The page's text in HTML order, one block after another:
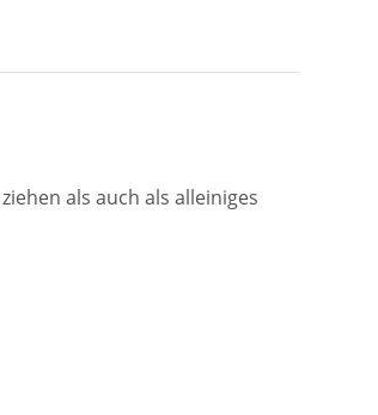
als auch als alleiniges